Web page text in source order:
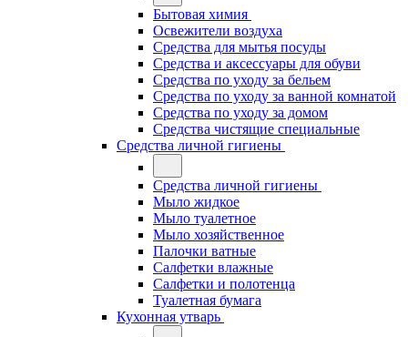
Бытовая химия
Освежители воздуха
Средства для мытья посуды
Средства и аксессуары для обуви
Средства по уходу за бельем
Средства по уходу за ванной комнатой
Средства по уходу за домом
Средства чистящие специальные
Средства личной гигиены
Средства личной гигиены
Мыло жидкое
Мыло туалетное
Мыло хозяйственное
Палочки ватные
Салфетки влажные
Салфетки и полотенца
Туалетная бумага
Кухонная утварь